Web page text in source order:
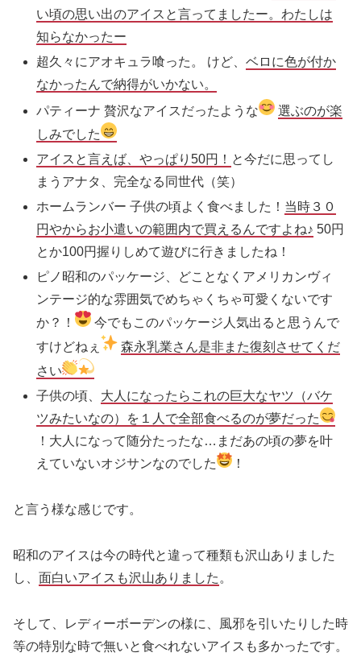
い頃の思い出のアイス と言ってましたー。わたしは
知らなかったー
超久々にアオキュラ喰った。 けど、ベロに色が付か
なかったんで納得がいかない。
パティーナ 贅沢なアイスだったような
選ぶのが楽
しみでした
アイス と言えば、やっぱり50円！ と今だに思ってし
まうアナタ、完全なる同世代（笑）
ホームランバー 子供の頃よく食べました！ 当時３０
円やからお小遣いの範囲内で買えるんですよね♪ 50円
とか100円握りしめて遊びに行きましたね！
ピノ 昭和のパッケージ、どことなくアメリカンヴィ
ンテージ的な雰囲気でめちゃくちゃ可愛くないです
か？！
今でもこのパッケージ人気出ると思うんで
すけどねぇ
森永乳業さん是非また復刻させてくだ
さい
子供の頃、 大人になったらこれの巨大なヤツ（バケ
ツみたいなの）を１人で全部食べるのが夢だった
！大人になって随分たったな…まだあの頃の夢を叶
えていないオジサンなのでした
！
と言う様な感じです。
昭和のアイスは今の時代と違って種類も沢山ありました
し、 面白いアイスも沢山ありました 。
そして、レディーボーデンの様に、風邪を引いたりした時
等の特別な時で無いと食べれないアイスも多かったです。